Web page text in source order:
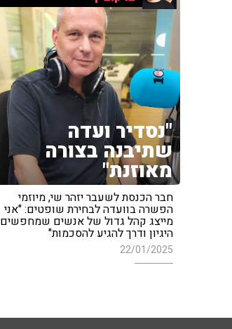
"נסדיר ועדה
שתיבנה בצורה
מאוזנת"
חבר הכנסת לשעבר יזהר שי, מיוזמי
הפשרה בוועדה לבחירת שופטים: "אני
מייצג קהל גדול של אנשים שמחפשים
היגיון ודרך להגיע להסכמות"
22/01/2025